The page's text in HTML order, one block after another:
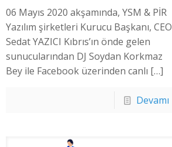
06 Mayıs 2020 akşamında, YSM & PİR
Yazılım şirketleri Kurucu Başkanı, CEO
Sedat YAZICI Kıbrıs’ın önde gelen
sunucularından DJ Soydan Korkmaz
Bey ile Facebook üzerinden canlı […]
Devamı